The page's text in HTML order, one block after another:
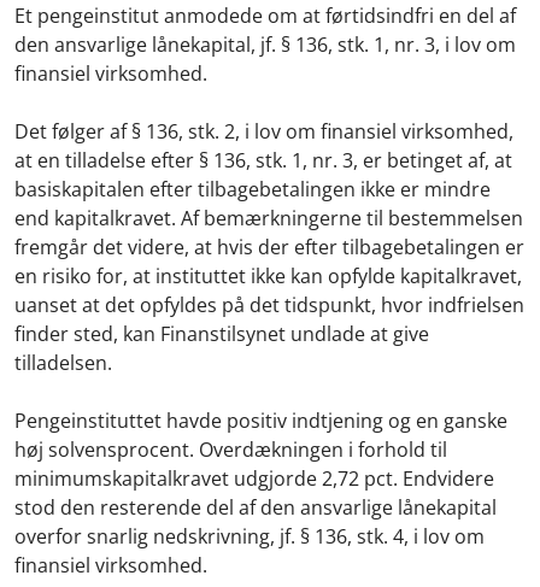
Et pengeinstitut anmodede om at førtidsindfri en del af
den ansvarlige lånekapital, jf. § 136, stk. 1, nr. 3, i lov om
finansiel virksomhed.
Det følger af § 136, stk. 2, i lov om finansiel virksomhed,
at en tilladelse efter § 136, stk. 1, nr. 3, er betinget af, at
basiskapitalen efter tilbagebetalingen ikke er mindre
end kapitalkravet. Af bemærkningerne til bestemmelsen
fremgår det videre, at hvis der efter tilbagebetalingen er
en risiko for, at instituttet ikke kan opfylde kapitalkravet,
uanset at det opfyldes på det tidspunkt, hvor indfrielsen
finder sted, kan Finanstilsynet undlade at give
tilladelsen.
Pengeinstituttet havde positiv indtjening og en ganske
høj solvensprocent. Overdækningen i forhold til
minimumskapitalkravet udgjorde 2,72 pct. Endvidere
stod den resterende del af den ansvarlige lånekapital
overfor snarlig nedskrivning, jf. § 136, stk. 4, i lov om
finansiel virksomhed.